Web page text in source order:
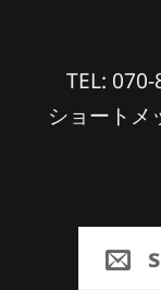
TEL: 070-
ショートメ